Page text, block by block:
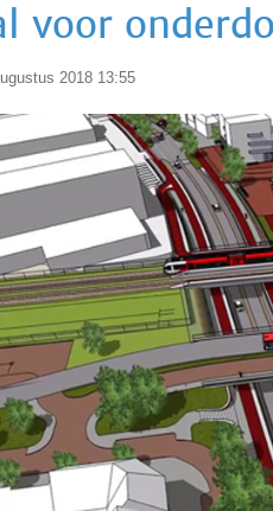
voor
2018 13:55